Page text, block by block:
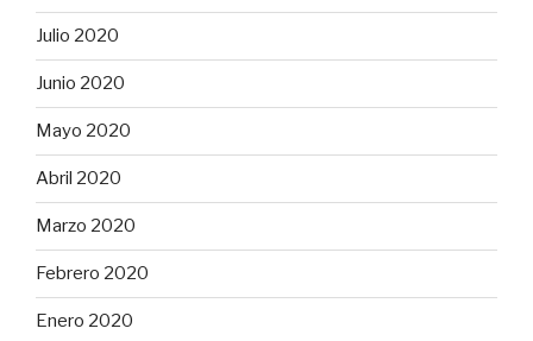
Julio 2020
Junio 2020
Mayo 2020
Abril 2020
Marzo 2020
Febrero 2020
Enero 2020